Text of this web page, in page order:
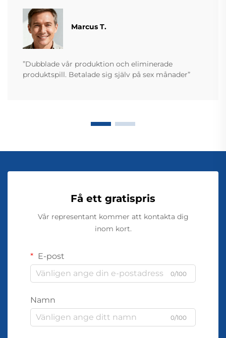
Marcus T.
”Dubblade vår produktion och eliminerade
produktspill. Betalade sig själv på sex månader”
Få ett gratispris
Vår representant kommer att kontakta dig
inom kort.
E-post
0/100
Namn
0/100